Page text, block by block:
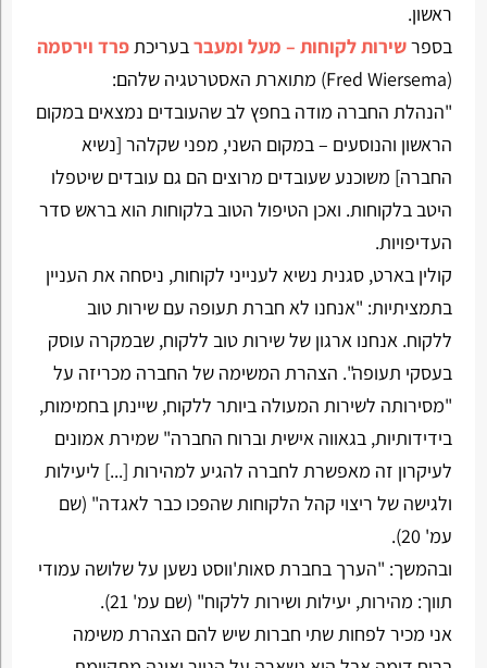
ראשון.
בספרשירות לקוחות – מעל ומעברבעריכתפרד וירסמה
(Fred Wiersema) מתוארת האסטרטגיה שלהם:
"הנהלת החברה מודה בחפץ לב שהעובדים נמצאים במקום
הראשון והנוסעים – במקום השני, מפני שקלהר [נשיא
החברה] משוכנע שעובדים מרוצים הם גם עובדים שיטפלו
היטב בלקוחות. ואכן הטיפול הטוב בלקוחות הוא בראש סדר
העדיפויות.
קולין בארט, סגנית נשיא לענייני לקוחות, ניסחה את העניין
בתמציתיות: "אנחנו לא חברת תעופה עם שירות טוב
ללקוח. אנחנו ארגון של שירות טוב ללקוח, שבמקרה עוסק
בעסקי תעופה". הצהרת המשימה של החברה מכריזה על
"מסירותה לשירות המעולה ביותר ללקוח, שיינתן בחמימות,
בידידותיות, בגאווה אישית וברוח החברה" שמירת אמונים
לעיקרון זה מאפשרת לחברה להגיע למהירות [...] ליעילות
ולגישה של ריצוי קהל הלקוחות שהפכו כבר לאגדה" (שם
עמ' 20).
ובהמשך: "הערך בחברת סאות'ווסט נשען על שלושה עמודי
תווך: מהירות, יעילות ושירות ללקוח" (שם עמ' 21).
אני מכיר לפחות שתי חברות שיש להם הצהרת משימה